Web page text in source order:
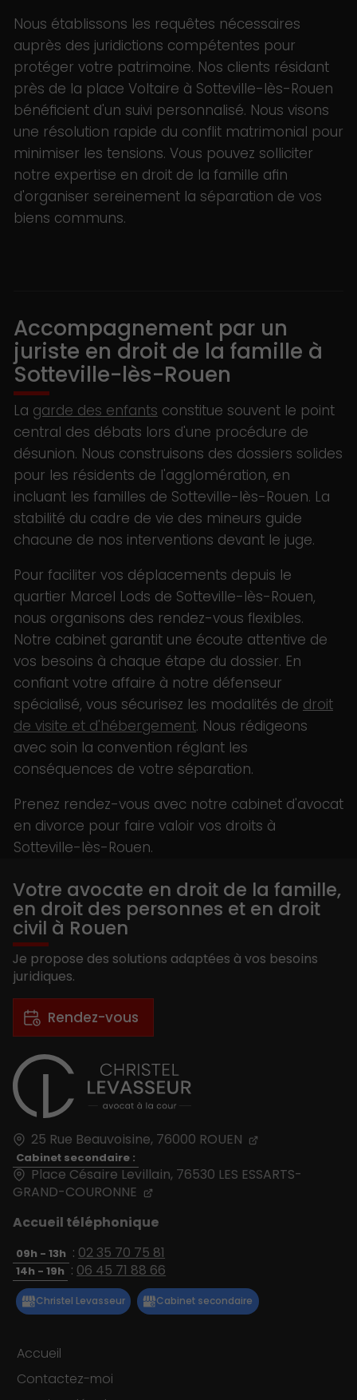
Nous établissons les requêtes nécessaires
auprès des juridictions compétentes pour
protéger votre patrimoine. Nos clients résidant
près de la place Voltaire à Sotteville-lès-Rouen
bénéficient d'un suivi personnalisé. Nous visons
une résolution rapide du conflit matrimonial pour
minimiser les tensions. Vous pouvez solliciter
notre expertise en droit de la famille afin
d'organiser sereinement la séparation de vos
biens communs.
Accompagnement par un
juriste en droit de la famille à
Sotteville-lès-Rouen
La garde des enfants constitue souvent le point
central des débats lors d'une procédure de
désunion. Nous construisons des dossiers solides
pour les résidents de l'agglomération, en
incluant les familles de Sotteville-lès-Rouen. La
stabilité du cadre de vie des mineurs guide
chacune de nos interventions devant le juge.
Pour faciliter vos déplacements depuis le
quartier Marcel Lods de Sotteville-lès-Rouen,
nous organisons des rendez-vous flexibles.
Notre cabinet garantit une écoute attentive de
vos besoins à chaque étape du dossier. En
confiant votre affaire à notre défenseur
spécialisé, vous sécurisez les modalités de droit
de visite et d'hébergement. Nous rédigeons
avec soin la convention réglant les
conséquences de votre séparation.
Prenez rendez-vous avec notre cabinet d'avocat
en divorce pour faire valoir vos droits à
Sotteville-lès-Rouen.
25 Rue Beauvoisine, 76000 ROUEN
Cabinet secondaire :
Place Césaire Levillain, 76530 LES ESSARTS-
GRAND-COURONNE
Accueil téléphonique
09h - 13h : 02 35 70 75 81
14h - 19h : 06 45 71 88 66
Accueil
Contactez-moi
Votre avocate en droit de la famille,
en droit des personnes et en droit
civil à Rouen
Je propose des solutions adaptées à vos besoins
juridiques.
Rendez-vous